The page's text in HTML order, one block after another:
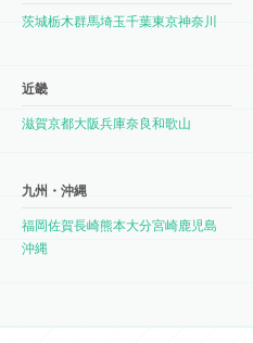
茨城栃木群馬埼玉千葉東京神奈川
近畿
滋賀京都大阪兵庫奈良和歌山
九州・沖縄
福岡佐賀長崎熊本大分宮崎鹿児島
沖縄